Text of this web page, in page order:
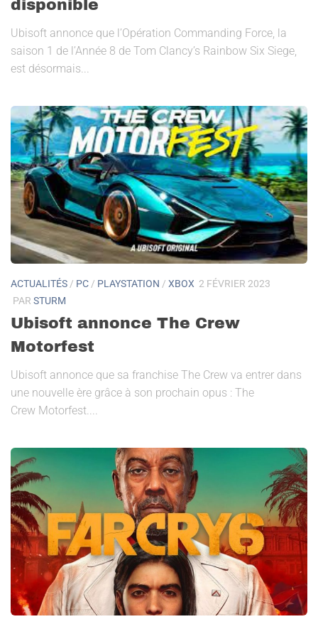
disponible
Ubisoft annonce que l’Opération Commanding Force, la
saison 1 de l’Année 8 de Tom Clancy’s Rainbow Six Siege,
est désormais...
ACTUALITÉS / PC / PLAYSTATION / XBOX 2 FÉVRIER 2023
PAR STURM
Ubisoft annonce The Crew
Motorfest
Ubisoft annonce que sa franchise The Crew va entrer dans
une nouvelle ère grâce à son prochain opus : The
Crew Motorfest....